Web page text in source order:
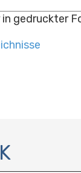
gedruckter